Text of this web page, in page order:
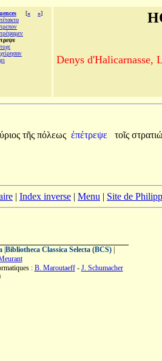
[« »]
Denys d'Halicarnasse,
τῆς πόλεως ἐπέτρεψε τοῖς
| Index inverse | Menu | Site de
| Bibliotheca Classica Selecta (BCS)|
: B. Maroutaeff- J. Schumacher